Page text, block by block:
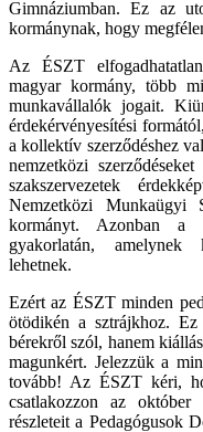
Gimnáziumban. Ez az
kormánynak, hogy
Az ÉSZT
magyar kormány, több
munkavállalók jogait.
érdekérvényesítési
a kollektív szerződéshez
nemzetközi
szakszervezetek
Nemzetközi Munkaügyi
kormányt. Azonban a
gyakorlatán, amelynek
lehetnek.
Ezért az ÉSZT minden
ötödikén a sztrájkhoz.
bérekről szól, hanem
magunkért. Jelezzük a
tovább! Az ÉSZT kéri,
csatlakozzon az október
részleteit a Pedagógusok